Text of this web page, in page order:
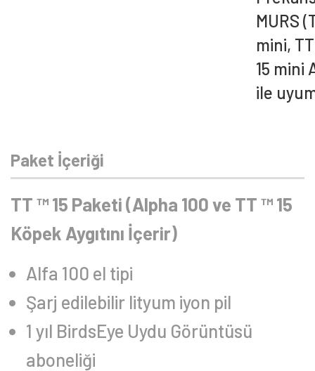
MURS
mini,
15 mini
ile
Paket İçeriği
TT ™ 15 Paketi (Alpha 100 ve TT ™ 15
Köpek Aygıtını İçerir)
Alfa 100 el tipi
Şarj edilebilir lityum iyon pil
1 yıl BirdsEye Uydu Görüntüsü
aboneliği